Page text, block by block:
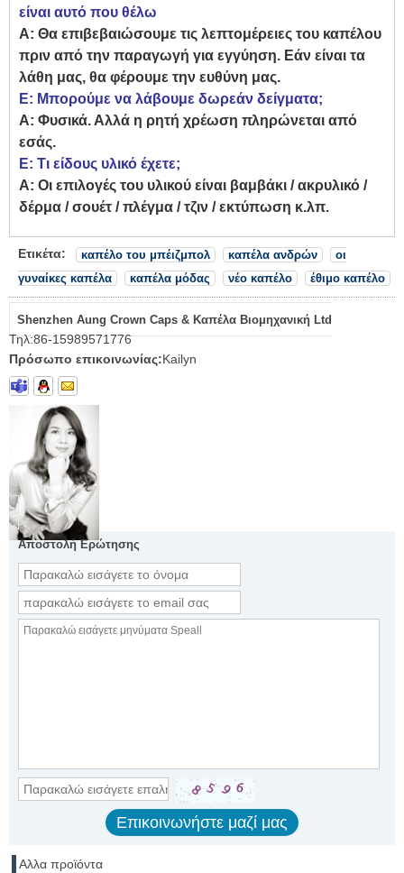
είναι αυτό που θέλω
Α: Θα επιβεβαιώσουμε τις λεπτομέρειες του καπέλου
πριν από την παραγωγή για εγγύηση. Εάν είναι τα
λάθη μας, θα φέρουμε την ευθύνη μας.
Ε: Μπορούμε να λάβουμε δωρεάν δείγματα;
Α: Φυσικά. Αλλά η ρητή χρέωση πληρώνεται από
εσάς.
Ε: Τι είδους υλικό έχετε;
Α: Οι επιλογές του υλικού είναι βαμβάκι / ακρυλικό /
δέρμα / σουέτ / πλέγμα / τζιν / εκτύπωση κ.λπ.
Ετικέτα: καπέλο του μπέιζμπολ καπέλα ανδρών
οι
γυναίκες καπέλα
καπέλα μόδας νέο καπέλο έθιμο καπέλο
Shenzhen Aung Crown Caps & Καπέλα Βιομηχανική Ltd
Τηλ:86-15989571776
Πρόσωπο επικοινωνίας:Kailyn
Αποστολή Ερώτησης
Αλλα προϊόντα